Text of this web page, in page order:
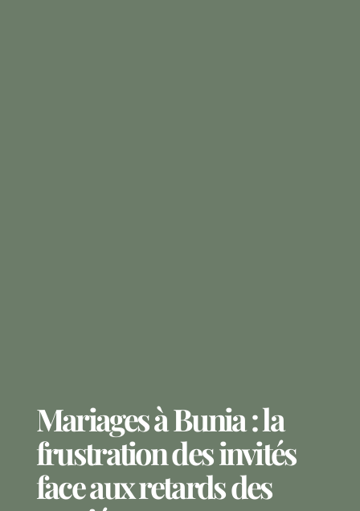
Mariages à Bunia : la
frustration des invités
face aux retards des